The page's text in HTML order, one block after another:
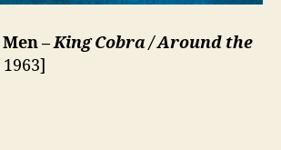
Men –King Cobra / Around the
1963]